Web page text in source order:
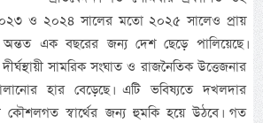
ও ২০২৪ সালের মতো ২০২৫ সালেও প্রায়
এক বছরের জন্য দেশ ছেড়ে পালিয়েছে।
সামরিক সংঘাত ও রাজনৈতিক উত্তেজনার
হার বেড়েছে। এটি ভবিষ্যতে দখলদার
কৌশলগত স্বার্থের জন্য হুমকি হয়ে উঠবে। গত